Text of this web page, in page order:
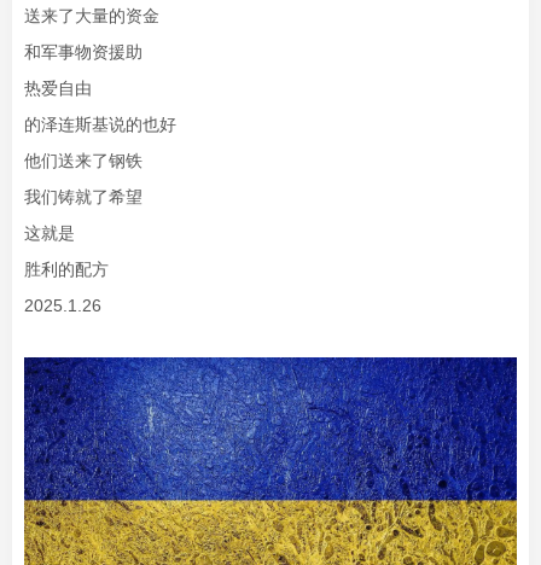
送来了大量的资金
和军事物资援助
热爱自由
的泽连斯基说的也好
他们送来了钢铁
我们铸就了希望
这就是
胜利的配方
2025.1.26